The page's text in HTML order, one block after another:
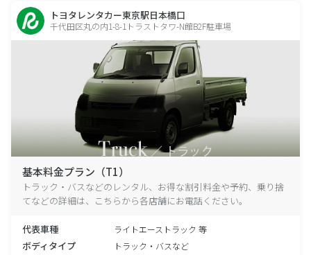
トヨタレンタカー東京駅日本橋口
千代田区丸の内1-8-1トラストタワ-N館B2F駐車場
基本料金プラン（T1）
トラック・バスなどのレンタル、お得な割引料金や予約、乗り捨
てなどの詳細は、こちらから各店舗にお電話ください。
代表車種 ライトエーストラック 等
ボディタイプ トラック・バスなど